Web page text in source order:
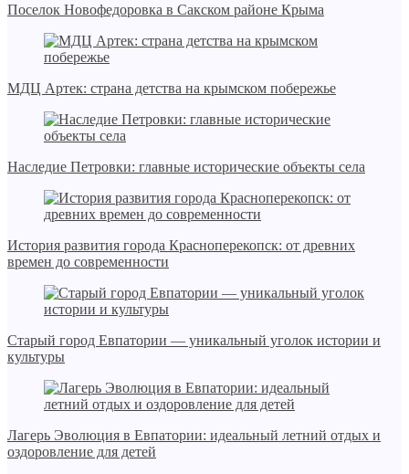
Поселок Новофедоровка в Сакском районе Крыма
МДЦ Артек: страна детства на крымском побережье
Наследие Петровки: главные исторические объекты села
История развития города Красноперекопск: от древних
времен до современности
Старый город Евпатории — уникальный уголок истории и
культуры
Лагерь Эволюция в Евпатории: идеальный летний отдых и
оздоровление для детей